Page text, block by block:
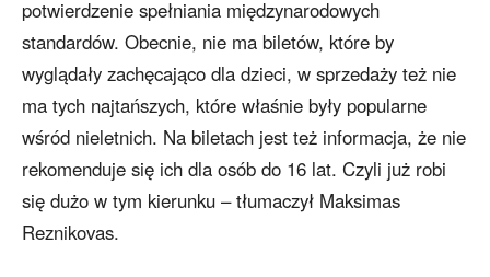
potwierdzenie spełniania międzynarodowych
standardów. Obecnie, nie ma biletów, które by
wyglądały zachęcająco dla dzieci, w sprzedaży też nie
ma tych najtańszych, które właśnie były popularne
wśród nieletnich. Na biletach jest też informacja, że nie
rekomenduje się ich dla osób do 16 lat. Czyli już robi
się dużo w tym kierunku – tłumaczył Maksimas
Reznikovas.